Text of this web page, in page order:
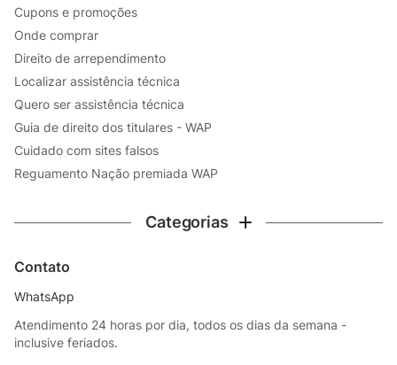
Cupons e promoções
Onde comprar
Direito de arrependimento
Localizar assistência técnica
Quero ser assistência técnica
Guia de direito dos titulares - WAP
Cuidado com sites falsos
Reguamento Nação premiada WAP
Categorias
Contato
WhatsApp
Atendimento 24 horas por dia, todos os dias da semana -
inclusive feriados.